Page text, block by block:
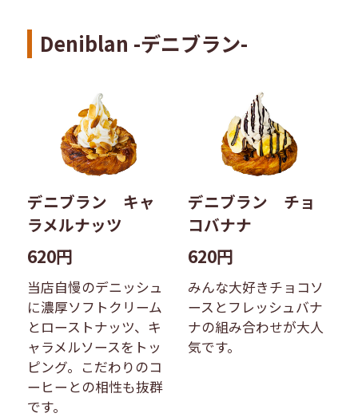
Deniblan -デニブラン-
デニブラン キャ
ラメルナッツ
620円
当店自慢のデニッシュ
に濃厚ソフトクリーム
とローストナッツ、キ
ャラメルソースをトッ
ピング。こだわりのコ
ーヒーとの相性も抜群
です。
デニブラン チョ
コバナナ
620円
みんな大好きチョコソ
ースとフレッシュバナ
ナの組み合わせが大人
気です。